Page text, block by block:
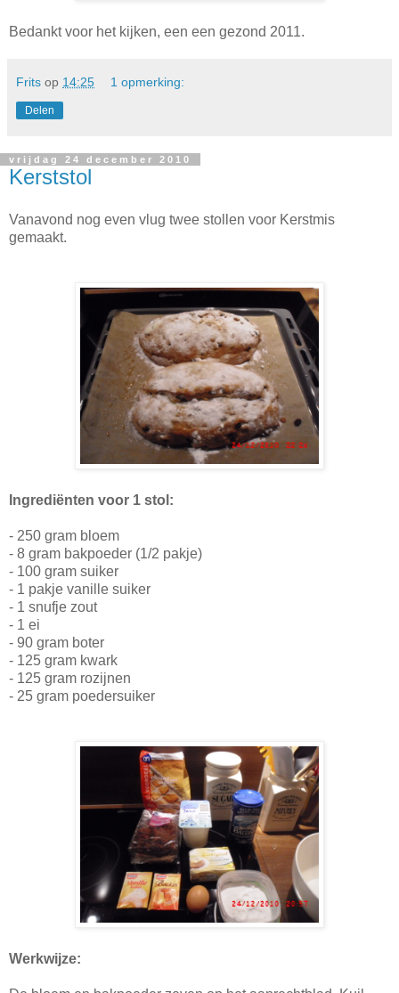
Bedankt voor het kijken, een een gezond 2011.
Frits op 14:25 1 opmerking:
Delen
vrijdag 24 december 2010
Kerststol
Vanavond nog even vlug twee stollen voor Kerstmis
gemaakt.
Ingrediënten voor 1 stol:
- 250 gram bloem
- 8 gram bakpoeder (1/2 pakje)
- 100 gram suiker
- 1 pakje vanille suiker
- 1 snufje zout
- 1 ei
- 90 gram boter
- 125 gram kwark
- 125 gram rozijnen
- 25 gram poedersuiker
Werkwijze: